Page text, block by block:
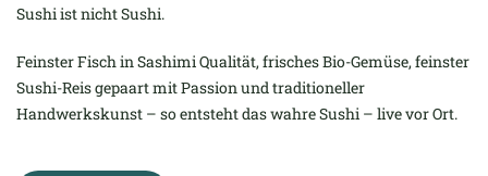
Sushi ist nicht Sushi.
Feinster Fisch in Sashimi Qualität, frisches Bio-Gemüse, feinster
Sushi-Reis gepaart mit Passion und traditioneller
Handwerkskunst – so entsteht das wahre Sushi – live vor Ort.